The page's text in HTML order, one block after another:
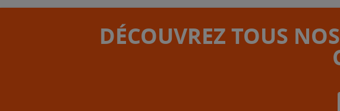
DÉCOUVREZ TOUS